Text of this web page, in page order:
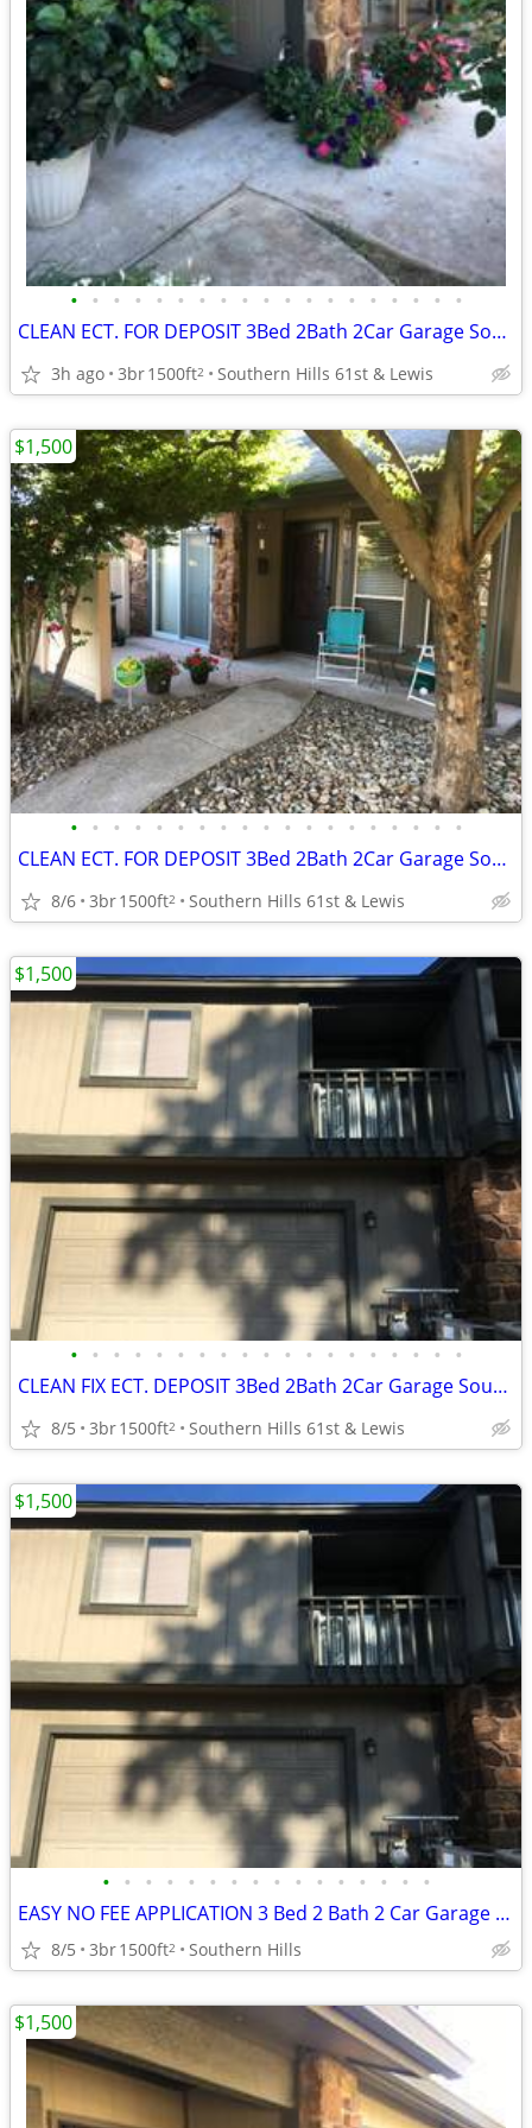
• • • • • • • • • • • • • • • • • • •
CLEAN ECT. FOR DEPOSIT 3Bed 2Bath 2Car Garage Southern Hills Home 🏆👌
3h ago 3br1500ft2 Southern Hills 61st & Lewis
• • • • • • • • • • • • • • • • • • •
CLEAN ECT. FOR DEPOSIT 3Bed 2Bath 2Car Garage Southern Hills Home 🏆👌
8/6 3br1500ft2 Southern Hills 61st & Lewis
$1,500
• • • • • • • • • • • • • • • • • • •
CLEAN FIX ECT. DEPOSIT 3Bed 2Bath 2Car Garage Southern Hills Home 🏆👌
8/5 3br1500ft2 Southern Hills 61st & Lewis
$1,500
• • • • • • • • • • • • • • • •
EASY NO FEE APPLICATION 3 Bed 2 Bath 2 Car Garage Call/Text Now Call ☎
8/5 3br1500ft2 Southern Hills
$1,500
$1,500